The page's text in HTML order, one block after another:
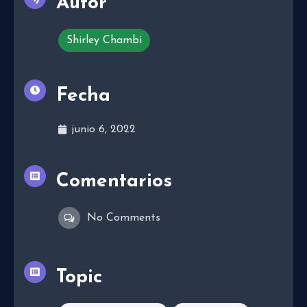
Shirley Chambi
Fecha
junio 6, 2022
Comentarios
No Comments
Topic